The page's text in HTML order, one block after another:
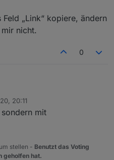
„Link“ kopiere, ändern
nicht.
0
in das Feld „Link“ kopiere,
bei mir nicht.
20:11
mit
stellen - Benutzt das Voting
geholfen hat.